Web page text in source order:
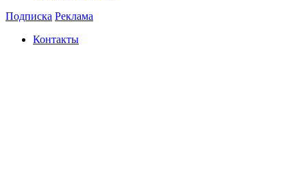
Подписка Реклама
Контакты